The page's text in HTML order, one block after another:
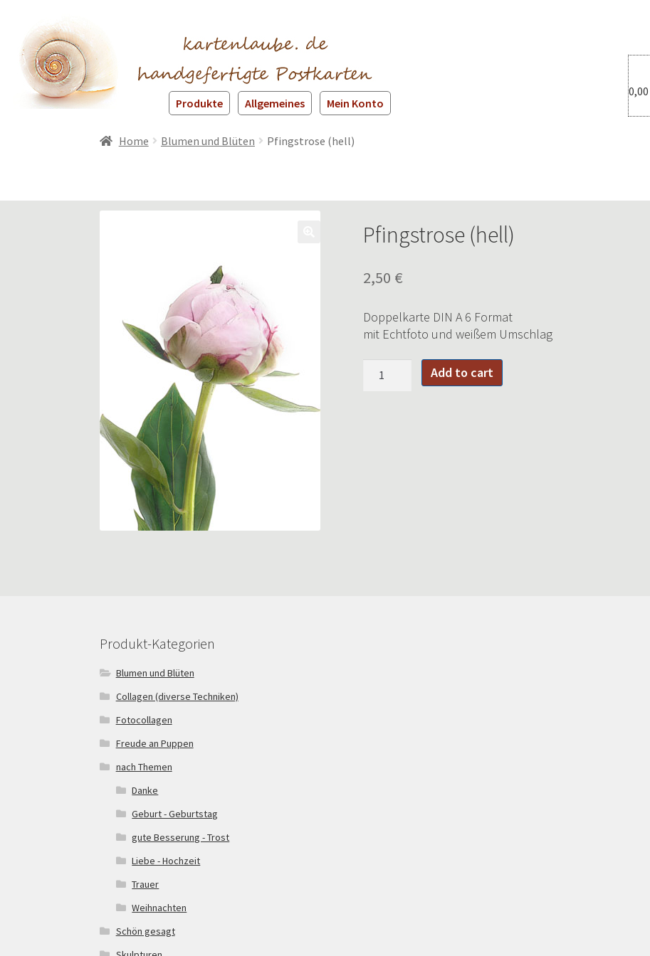
Produkte Allgemeines Mein Konto
0,00
Home Blumen und Blüten Pfingstrose (hell)
Pfingstrose (hell)
2,50 €
Doppelkarte DIN A 6 Format
mit Echtfoto und weißem Umschlag
Add to cart
Produkt-Kategorien
Blumen und Blüten
Collagen (diverse Techniken)
Fotocollagen
Freude an Puppen
nach Themen
Danke
Geburt - Geburtstag
gute Besserung - Trost
Liebe - Hochzeit
Trauer
Weihnachten
Schön gesagt